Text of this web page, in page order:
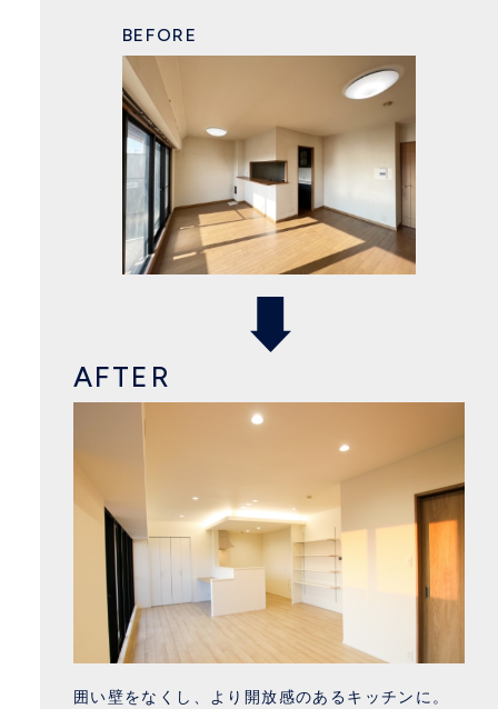
BEFORE
AFTER
囲い壁をなくし、より開放感のあるキッチンに。